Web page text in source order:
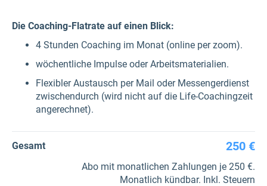
Die Coaching-Flatrate auf einen Blick:
4 Stunden Coaching im Monat (online per zoom).
wöchentliche Impulse oder Arbeitsmaterialien.
Flexibler Austausch per Mail oder Messengerdienst
zwischendurch (wird nicht auf die Life-Coachingzeit
angerechnet).
Gesamt 250 €
Abo mit monatlichen Zahlungen je 250 €.
Monatlich kündbar. Inkl. Steuern